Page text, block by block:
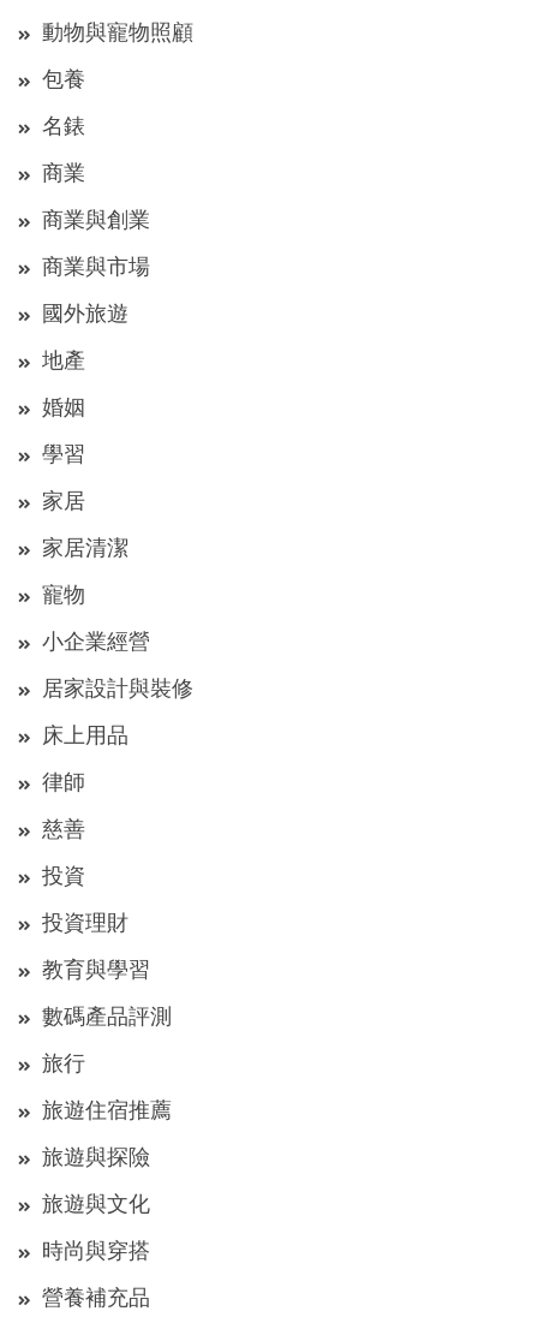
動物與寵物照顧
包養
名錶
商業
商業與創業
商業與市場
國外旅遊
地產
婚姻
學習
家居
家居清潔
寵物
小企業經營
居家設計與裝修
床上用品
律師
慈善
投資
投資理財
教育與學習
數碼產品評測
旅行
旅遊住宿推薦
旅遊與探險
旅遊與文化
時尚與穿搭
營養補充品